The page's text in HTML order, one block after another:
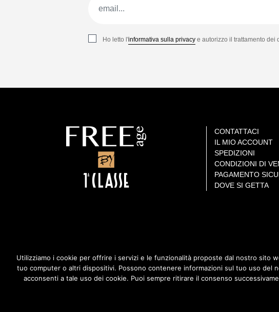
Ho letto l'informativa sulla privacye autorizzo il trattamento dei
CONTATTACI
IL MIO ACCOUNT
SPEDIZIONI
CONDIZIONI DI
PAGAMENTO
DOVE SI GETTA
CERCA IL PRODOTTO CHE FA PER TE
POLIFARMA BENESSERE S.R.L (Socio Unico Polifarma S.P.A) Via del
Utilizziamo i cookie per offrire i servizi e le funzionalità proposte dal nostro sito
tuo computer o altri dispositivi. Possono contenere informazioni sul tuo uso
acconsenti a tale uso dei cookie. Puoi sempre ritirare il consenso